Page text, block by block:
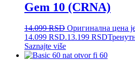
Gem 10 (CRNA)
14.099RSD Оригинална цена
14.099 RSD.13.199 RSD
Saznajte više